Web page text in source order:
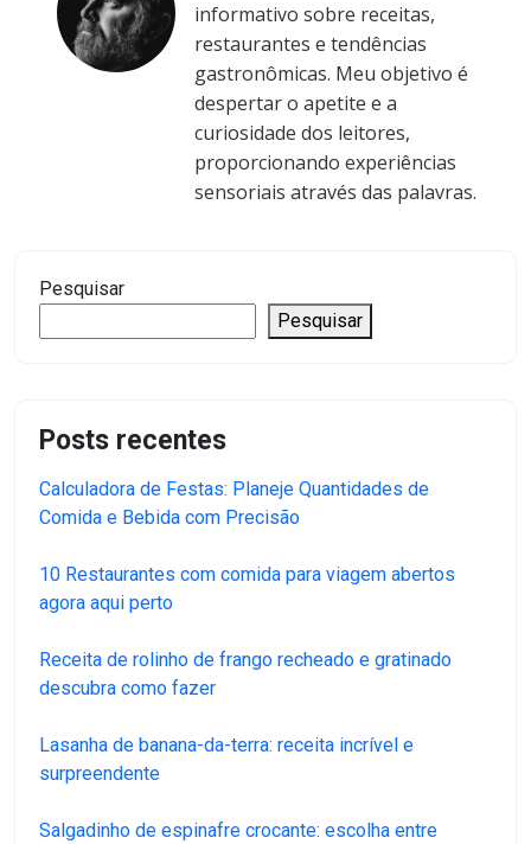
informativo sobre receitas,
restaurantes e tendências
gastronômicas. Meu objetivo é
despertar o apetite e a
curiosidade dos leitores,
proporcionando experiências
sensoriais através das palavras.
Pesquisar
Pesquisar
Posts recentes
Calculadora de Festas: Planeje Quantidades de
Comida e Bebida com Precisão
10 Restaurantes com comida para viagem abertos
agora aqui perto
Receita de rolinho de frango recheado e gratinado
descubra como fazer
Lasanha de banana-da-terra: receita incrível e
surpreendente
Salgadinho de espinafre crocante: escolha entre